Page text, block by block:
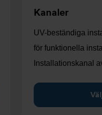
Kanaler
UV-beständiga
för funktionella
Installationskanal